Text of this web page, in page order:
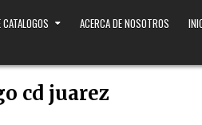
ACERCA DE NOSOTROS
cd juarez